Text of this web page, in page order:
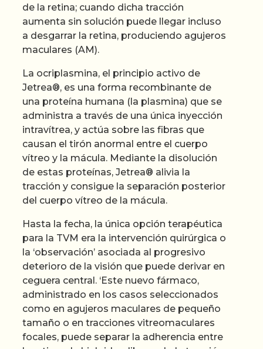
de la retina; cuando dicha tracción
aumenta sin solución puede llegar incluso
a desgarrar la retina, produciendo agujeros
maculares (AM).
La ocriplasmina, el principio activo de
Jetrea®, es una forma recombinante de
una proteína humana (la plasmina) que se
administra a través de una única inyección
intravítrea, y actúa sobre las fibras que
causan el tirón anormal entre el cuerpo
vítreo y la mácula. Mediante la disolución
de estas proteínas, Jetrea® alivia la
tracción y consigue la separación posterior
del cuerpo vítreo de la mácula.
Hasta la fecha, la única opción terapéutica
para la TVM era la intervención quirúrgica o
la ‘observación’ asociada al progresivo
deterioro de la visión que puede derivar en
ceguera central. ‘Este nuevo fármaco,
administrado en los casos seleccionados
como en agujeros maculares de pequeño
tamaño o en tracciones vitreomaculares
focales, puede separar la adherencia entre